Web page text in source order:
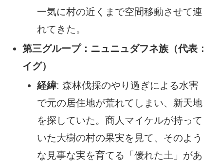
一気に村の近くまで空間移動させて連
れてきた。
第三グループ：ニュニュダフネ族（代表：
イグ）
経緯: 森林伐採のやり過ぎによる水害
で元の居住地が荒れてしまい、新天地
を探していた。商人マイケルが持って
いた大樹の村の果実を見て、そのよう
な見事な実を育てる「優れた土」があ